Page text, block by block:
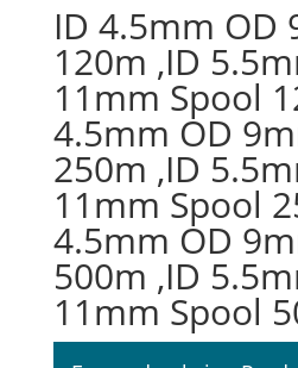
ID 4.5mm OD
120m ,ID
11mm Spool
4.5mm OD
250m ,ID
11mm Spool
4.5mm OD
500m ,ID
11mm Spool